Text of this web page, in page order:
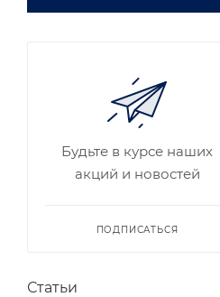
Будьте в курсе наших
акций и новостей
ПОДПИСАТЬСЯ
Статьи